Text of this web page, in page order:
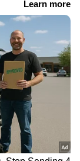
ആറാം
പക്ഷേ,